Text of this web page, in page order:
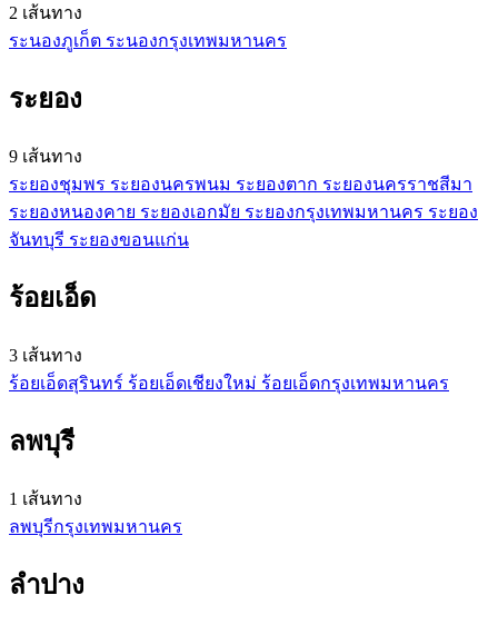
2 เส้นทาง
ระนองภูเก็ต ระนองกรุงเทพมหานคร
ระยอง
9 เส้นทาง
ระยองชุมพร ระยองนครพนม ระยองตาก ระยองนครราชสีมา
ระยองหนองคาย ระยองเอกมัย ระยองกรุงเทพมหานคร ระยอง
จันทบุรี ระยองขอนแก่น
ร้อยเอ็ด
3 เส้นทาง
ร้อยเอ็ดสุรินทร์ ร้อยเอ็ดเชียงใหม่ ร้อยเอ็ดกรุงเทพมหานคร
ลพบุรี
1 เส้นทาง
ลพบุรีกรุงเทพมหานคร
ลำปาง